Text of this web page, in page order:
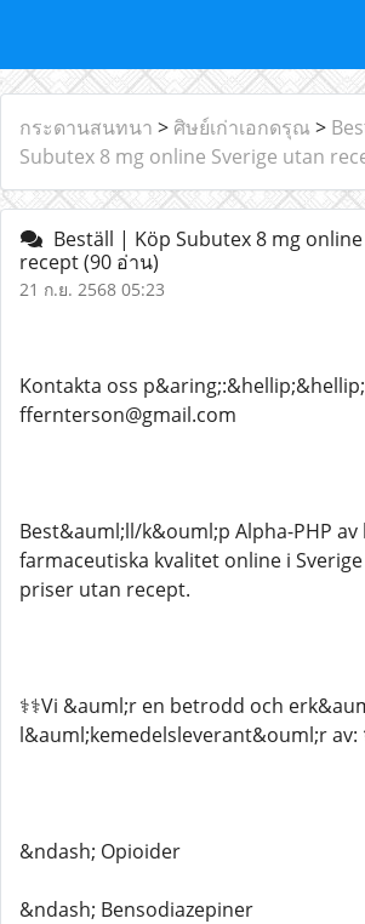
กระดานสนทนา > ศิษย์เก่าเอกดรุณ >
Subutex 8 mg online Sverige utan
Beställ | Köp Subutex 8 mg
recept(90 อ่าน)
21 ก.ย. 2568 05:23
Kontakta oss
ffernterson@gmail.com
Best&auml;ll/k&ouml;p Alpha-PHP
farmaceutiska kvalitet online i
priser utan recept.
⚕️⚕️Vi &auml;r en betrodd och
l&auml;kemedelsleverant&ouml;r av:
&ndash; Opioider
&ndash; Bensodiazepiner